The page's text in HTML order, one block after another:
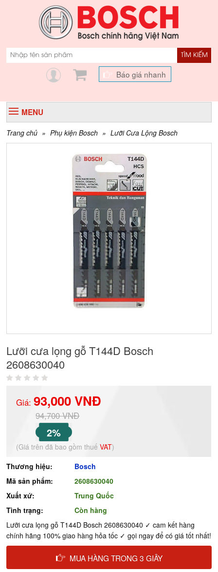
TÌM KIẾM
Báo giá nhanh
MENU
Trang chủ » Phụ kiện Bosch » Lưỡi Cưa Lộng Bosch
Lưỡi cưa lọng gỗ T144D Bosch
2608630040
Giá:93,000 VNĐ
94,700 VNĐ
2%
(Giá trên đã bao gồm thuếVAT)
Thương hiệu:
Bosch
Mã sản phẩm:
2608630040
Xuất xứ:
Trung Quốc
Tình trạng:
Còn hàng
Lưỡi cưa lọng gỗ T144D Bosch 2608630040 ✓ cam kết hàng
chính hãng 100% giao hàng hỏa tốc ✓ gọi ngay để có giá tốt nhất!
MUA HÀNG TRONG 3 GIÂY